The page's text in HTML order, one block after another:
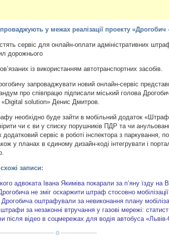
у межах реалізації проекту
сервіс для онлайн-оплати адміністративних
дорожнього
із використанням автотранспортних засобів.
запроваджувати новий онлайн-сервіс
про співпрацю підписали міський голова
solution» Денис Дмитров.
необхідно буде зайти в мобільний додаток
чи є ви у списку порушників ПДР та чи
додатковий сервіс в роботі інспектора з паркування,
у планах в єдиному дизайн-коді інтегрувати і
записи:
адвоката Івана Якиміва покарали за п’яну їзду на
не зміг оскаржити штраф стосовно мобілізації
оштрафували за невиконання плану
штрафи за незаконні втручання у газові мережі:
після відео в соцмережах для водія автобуса «Львів-